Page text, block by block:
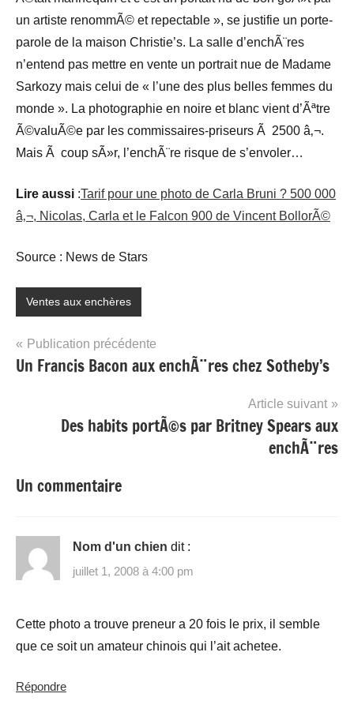
un artiste renommÃ© et repectable », se justifie un porte-
parole de la maison Christie’s. La salle d’enchÃ¨res
n’entend pas mettre en vente un portrait nue de Madame
Sarkozy mais celui de « l’une des plus belles femmes du
monde ». La photographie en noire et blanc vient d’Ãªtre
Ã©valuÃ©e par les commissaires-priseurs Ã 2500 â‚¬.
Mais Ã coup sÃ»r, l’enchÃ¨re risque de s’envoler…
Lire aussi :Tarif pour une photo de Carla Bruni ? 500 000
â‚¬, Nicolas, Carla et le Falcon 900 de Vincent BollorÃ©
Source : News de Stars
Ventes aux enchères
Navigation
de
Publication précédente
Un Francis Bacon aux enchÃ¨res chez Sotheby’s
Article suivant
Des habits portÃ©s par Britney Spears aux
enchÃ¨res
Un commentaire
Nom d'un chien dit :
juillet 1, 2008 à 4:00 pm
Cette photo a trouve preneur a 20 fois le prix, il semble
que ce soit un amateur chinois qui l’ait achetee.
Répondre